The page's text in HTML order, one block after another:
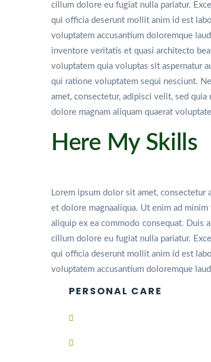
cillum dolore eu fugiat nulla pariatur.
qui officia deserunt mollit anim id est
voluptatem accusantium doloremque
inventore veritatis et quasi architecto
voluptatem quia voluptas sit aspernatur
qui ratione voluptatem sequi nesciunt.
amet, consectetur, adipisci velit, sed
dolore magnam aliquam quaerat
Here My Skills
Lorem ipsum dolor sit amet,
et dolore magnaaliqua. Ut enim ad
aliquip ex ea commodo consequat.
cillum dolore eu fugiat nulla pariatur.
qui officia deserunt mollit anim id est
voluptatem accusantium doloremque
PERSONAL CARE